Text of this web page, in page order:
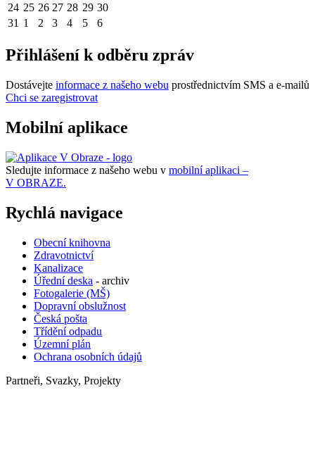
24 25 26 27 28 29 30
31 1 2 3 4 5 6
Přihlášení k odběru zpráv
Dostávejte informace z našeho webu prostřednictvím SMS a e-mailů
Chci se zaregistrovat
Mobilní aplikace
Sledujte informace z našeho webu v mobilní aplikaci –
V OBRAZE.
Rychlá navigace
Obecní knihovna
Zdravotnictví
Kanalizace
Úřední deska - archiv
Fotogalerie (MŠ)
Dopravní obslužnost
Česká pošta
Třídění odpadu
Územní plán
Ochrana osobních údajů
Partneři, Svazky, Projekty